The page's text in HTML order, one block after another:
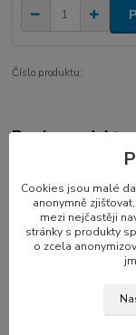
Číslo produktu:
Popis produktu
S tímto rámečkem
SH760, SH771 2
za rámeček s
jeho vypínání.
SSD (Solid State
naprosto přesné
laptopu - nebude
vyčnívat z
Rámeček je zcela
Cookies jsou malé
anonymně
mezi nejčastěji
stránky s produkty
o zcela